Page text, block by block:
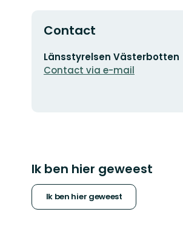
Contact
E-
mailadres
Länsstyrelsen Västerbotten
Contact via e-mail
Ik ben hier geweest
Ik ben hier geweest